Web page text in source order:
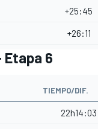
+25:45
+26:11
Etapa 6
TIEMPO/DIF.
22h14:03